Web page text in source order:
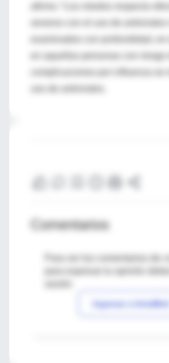
en aquellas personas con riesgo
Comentarios
Para ver los comentarios de
Ingresar a IntraMed